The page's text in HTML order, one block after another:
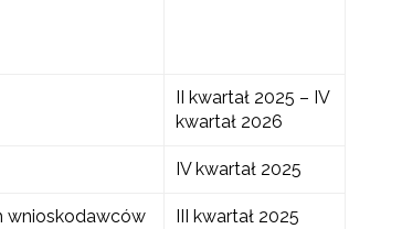
II kwartał 2025 – IV
kwartał 2026
IV kwartał 2025
wnioskodawców
III kwartał 2025